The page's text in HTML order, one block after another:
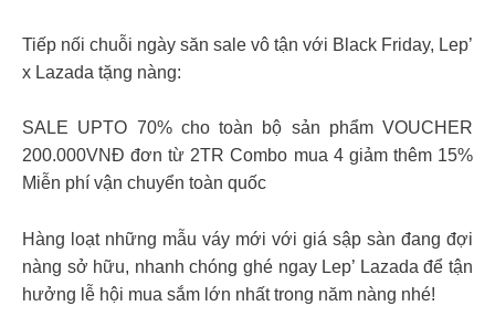
Tiếp nối chuỗi ngày săn sale vô tận với Black Friday, Lep’
x Lazada tặng nàng:
SALE UPTO 70% cho toàn bộ sản phẩm VOUCHER
200.000VNĐ đơn từ 2TR Combo mua 4 giảm thêm 15%
Miễn phí vận chuyển toàn quốc
Hàng loạt những mẫu váy mới với giá sập sàn đang đợi
nàng sở hữu, nhanh chóng ghé ngay Lep’ Lazada để tận
hưởng lễ hội mua sắm lớn nhất trong năm nàng nhé!